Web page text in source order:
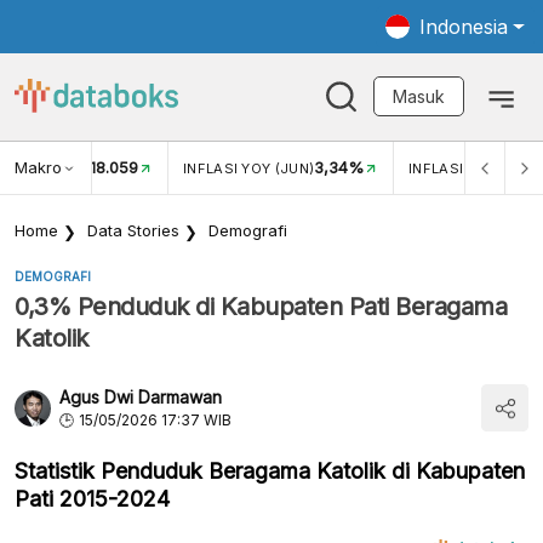
Indonesia
Masuk
Makro
USD/IDR 18.059 INFLASI YOY (JUN)3,34% INFLASI MOM
Home Data Stories Demografi
DEMOGRAFI
0,3% Penduduk di Kabupaten Pati Beragama
Katolik
Agus Dwi Darmawan
15/05/2026 17:37 WIB
Statistik Penduduk Beragama Katolik di Kabupaten
Pati 2015-2024